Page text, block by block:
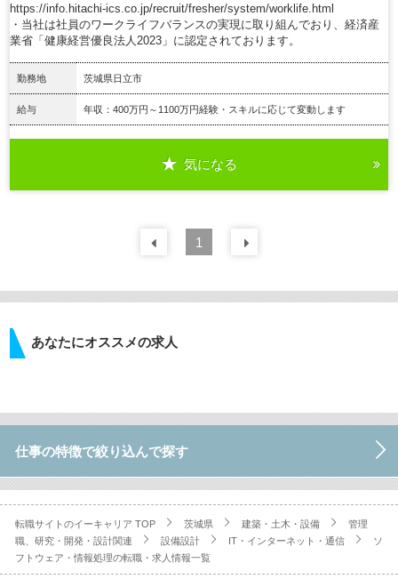
https://info.hitachi-ics.co.jp/recruit/fresher/system/worklife.html
・当社は社員のワークライフバランスの実現に取り組んでおり、経済産
業省「健康経営優良法人2023」に認定されております。
勤務地 茨城県日立市
給与 年収：400万円～1100万円経験・スキルに応じて変動します
気になる
前の 件
1
あなたにオススメの求人
仕事の特徴で絞り込んで探す
転職サイトのイーキャリア TOP 茨城県 建築・土木・設備
管理
職、研究・開発・設計関連
設備設計 IT・インターネット・通信
ソ
フトウェア・情報処理の転職・求人情報一覧